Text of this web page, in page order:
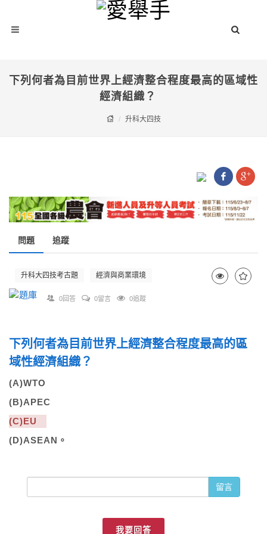
下列何者為目前世界上經濟整合程度最高的區域性
經濟組織？
升科大四技
問題 追蹤
升科大四技考古題 經濟與商業環境
0回答 0留言 0追蹤
下列何者為目前世界上經濟整合程度最高的區
域性經濟組織？
(A)WTO
(B)APEC
(C)EU
(D)ASEAN。
留言
我要回答